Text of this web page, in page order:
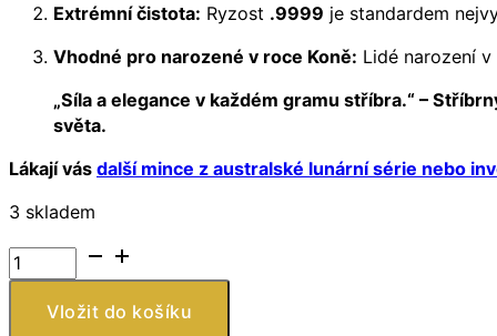
Extrémní čistota: Ryzost .9999 je standardem
Vhodné pro narozené v roce Koně: Lidé narození
„Síla a elegance v každém gramu stříbra.“ –
světa.
Lákají vás další mince z australské lunární série nebo
3 skladem
Austrálie
–
Vložit do košíku